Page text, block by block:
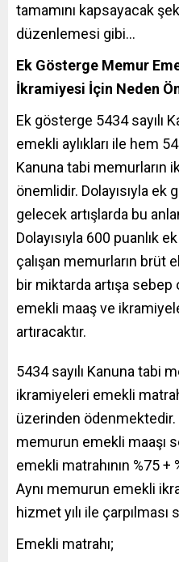
tamamını kapsayacak
düzenlemesi gibi…
Ek Gösterge Memur
İkramiyesi İçin Neden
Ek gösterge 5434 sayılı
emekli aylıkları ile hem
Kanuna tabi memurların
önemlidir. Dolayısıyla ek
gelecek artışlarda bu
Dolayısıyla 600 puanlık
çalışan memurların brüt
bir miktarda artışa sebep
emekli maaş ve
artıracaktır.
5434 sayılı Kanuna tabi
ikramiyeleri emekli
üzerinden ödenmektedir.
memurun emekli maaşı
emekli matrahının %75 +
Aynı memurun emekli
hizmet yılı ile
Emekli matrahı;